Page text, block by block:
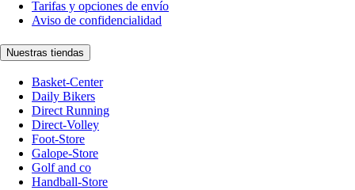
Tarifas y opciones de envío
Aviso de confidencialidad
Nuestras tiendas
Basket-Center
Daily Bikers
Direct Running
Direct-Volley
Foot-Store
Galope-Store
Golf and co
Handball-Store